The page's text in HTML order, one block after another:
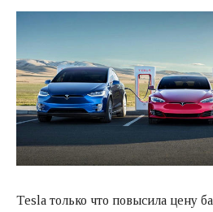
Tesla только что повысила цену